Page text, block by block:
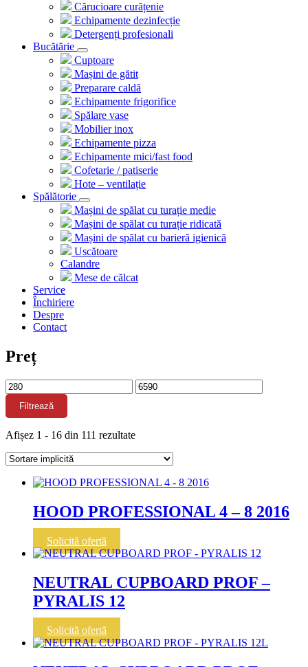
Cărucioare curățenie
Echipamente dezinfecție
Detergenți profesionali
Bucătărie
Cuptoare
Mașini de gătit
Preparare caldă
Echipamente frigorifice
Spălare vase
Mobilier inox
Echipamente pizza
Echipamente mici/fast food
Cofetarie / patiserie
Hote – ventilație
Spălătorie
Mașini de spălat cu turație medie
Mașini de spălat cu turație ridicată
Mașini de spălat cu barieră igienică
Uscătoare
Calandre
Mese de călcat
Service
Închiriere
Despre
Contact
Preț
Preț
minim
Preț
maxim
Filtrează
Afișez 1 - 16 din 111 rezultate
HOOD PROFESSIONAL 4 – 8 2016
Solicită ofertă
NEUTRAL CUPBOARD PROF –
PYRALIS 12
Solicită ofertă